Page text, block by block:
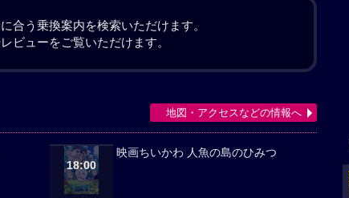
合う乗換案内を検索いただけます。
ビューをご覧いただけます。
18:00
映画ちいかわ 人魚の島のひみつ
地図・アクセスなどの情報へ